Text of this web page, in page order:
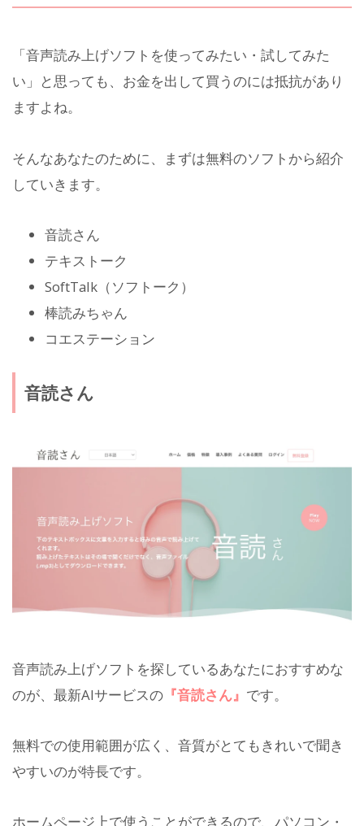
「音声読み上げソフトを使ってみたい・試してみた
い」と思っても、お金を出して買うのには抵抗があり
ますよね。
そんなあなたのために、まずは無料のソフトから紹介
していきます。
音読さん
テキストーク
SoftTalk（ソフトーク）
棒読みちゃん
コエステーション
音読さん
音声読み上げソフトを探しているあなたにおすすめな
のが、最新AIサービスの 『音読さん』 です。
無料での使用範囲が広く、音質がとてもきれいで聞き
やすいのが特長です。
ホームページ上で使うことができるので、パソコン・